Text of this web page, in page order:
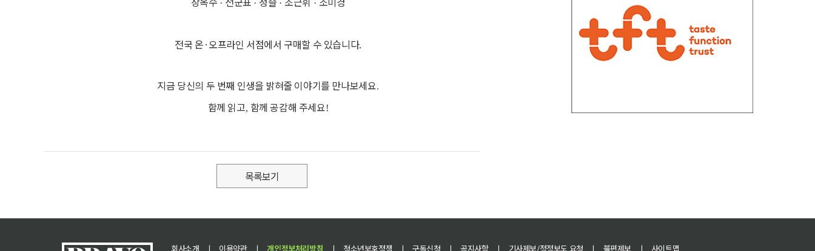
· · · ·
전국 온·오프라인 서점에서 구매할 수 있습니다.
지금 당신의 두 번째 인생을 밝혀줄 이야기를 만나보세요.
함께 읽고, 함께 공감해 주세요!
목록보기
회사소개 ㅣ 이용약관 ㅣ 개인정보처리방침 ㅣ 청소년보호정책 ㅣ 구독신청 ㅣ 공지사항 ㅣ 기사제보/정정보도 요청 ㅣ 불편제보 ㅣ 사이트맵